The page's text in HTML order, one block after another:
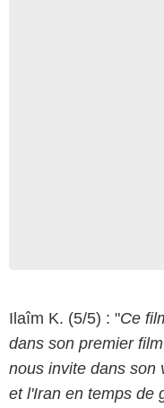
Ilaîm K. (5/5) : "Ce
dans son premier
nous invite dans son
et l'Iran en temps de